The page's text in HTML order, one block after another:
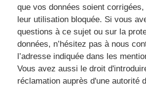
que vos données soient
leur utilisation bloquée. Si vous
questions à ce sujet ou sur la
données, n’hésitez pas à nous
l’adresse indiquée dans les
Vous avez aussi le droit
réclamation auprès d'une autorité